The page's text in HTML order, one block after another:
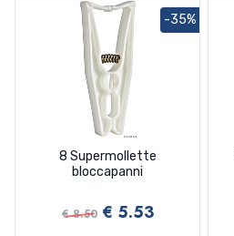
8 Supermollette
bloccapanni
€ 8.50 € 5.53
-35%